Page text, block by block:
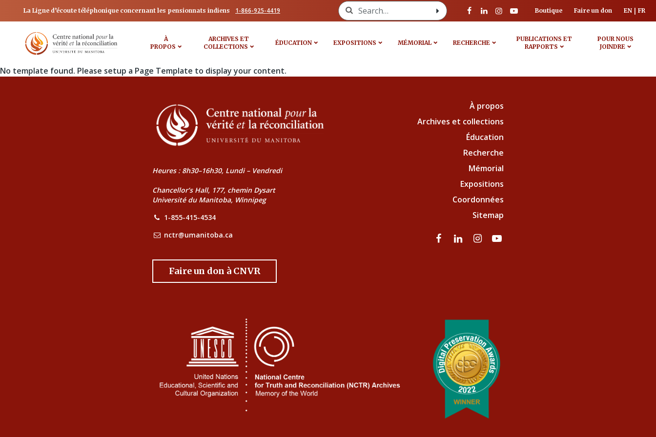
La Ligne d’écoute téléphonique concernant les pensionnats indiens 1-866-925-4419 Search for: Boutique Faire un don EN FR
À
PROPOS
ARCHIVES ET
COLLECTIONS
ÉDUCATION EXPOSITIONS MÉMORIAL RECHERCHE
PUBLICATIONS ET
RAPPORTS
POUR NOUS
JOINDRE
No template found. Please setup a Page Template to display your content.
Heures : 8h30–16h30, Lundi – Vendredi
Chancellor’s Hall, 177, chemin Dysart
Université du Manitoba, Winnipeg
1-855-415-4534
nctr@umanitoba.ca
Faire un don à CNVR
À propos
Archives et collections
Éducation
Recherche
Mémorial
Expositions
Coordonnées
Sitemap